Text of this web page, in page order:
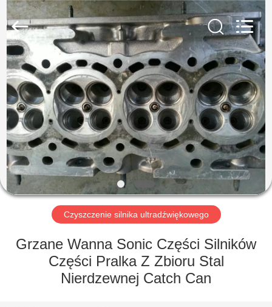
DOM
PRODUKTY
POKAZ
VR
O
WYCIECZKA
AG
Sonic
Technology
limited.
Rights
Reserved.
Czyszczenie silnika ultradźwiękowego
Grzane Wanna Sonic Części Silników
Części Pralka Z Zbioru Stal
Nierdzewnej Catch Can